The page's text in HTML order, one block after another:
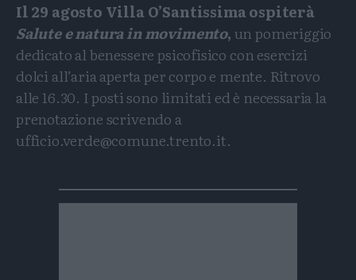
Il 29 agosto Villa O’Santissima ospiterà
Salute e natura in movimento,un pomeriggio
dedicato al benessere psicofisico con esercizi
dolci all’aria aperta per corpo e mente. Ritrovo
alle 16.30. I posti sono limitati ed è necessaria la
prenotazione scrivendo a
ufficio.verde@comune.trento.it.